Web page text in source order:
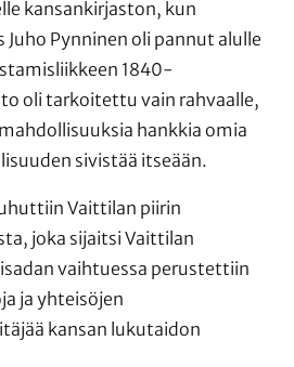
kansankirjaston, kun
Juho Pynninen oli pannut alulle
1840-
oli tarkoitettu vain rahvaalle,
hankkia omia
sivistää itseään.
Vaittilan piirin
joka sijaitsi Vaittilan
vaihtuessa perustettiin
ja yhteisöjen
kansan lukutaidon